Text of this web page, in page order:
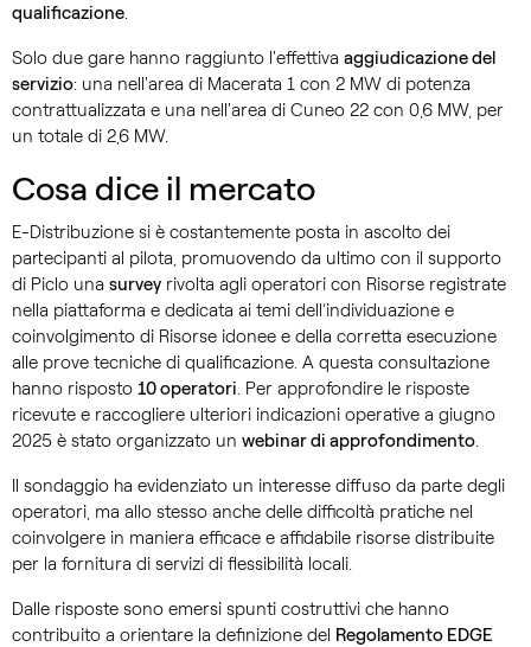
qualificazione.
Solo due gare hanno raggiunto l'effettiva aggiudicazione del
servizio: una nell'area di Macerata 1 con 2 MW di potenza
contrattualizzata e una nell'area di Cuneo 22 con 0,6 MW, per
un totale di 2,6 MW.
Cosa dice il mercato
E-Distribuzione si è costantemente posta in ascolto dei
partecipanti al pilota, promuovendo da ultimo con il supporto
di Piclo una survey rivolta agli operatori con Risorse registrate
nella piattaforma e dedicata ai temi dell’individuazione e
coinvolgimento di Risorse idonee e della corretta esecuzione
alle prove tecniche di qualificazione. A questa consultazione
hanno risposto 10 operatori. Per approfondire le risposte
ricevute e raccogliere ulteriori indicazioni operative a giugno
2025 è stato organizzato un webinar di approfondimento.
Il sondaggio ha evidenziato un interesse diffuso da parte degli
operatori, ma allo stesso anche delle difficoltà pratiche nel
coinvolgere in maniera efficace e affidabile risorse distribuite
per la fornitura di servizi di flessibilità locali.
Dalle risposte sono emersi spunti costruttivi che hanno
contribuito a orientare la definizione del Regolamento EDGE